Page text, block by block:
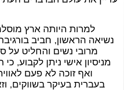
למרות היותה ארץ
נשיאה הראשון, חביב
מרובי נשים והחליט
מניסיון אישי ניתן לקבוע,
ואף זוכה לא פעם
בעברית בעיקר בשווקים,